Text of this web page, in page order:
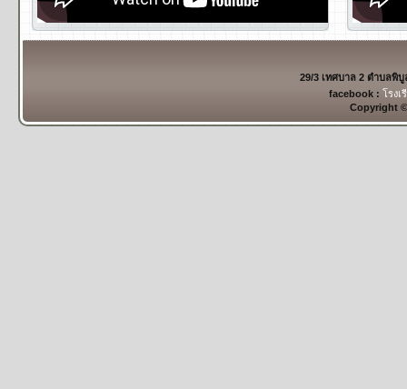
29/3 เทศบาล 2 ตำบลพิ
facebook : โรงเ
Copyright